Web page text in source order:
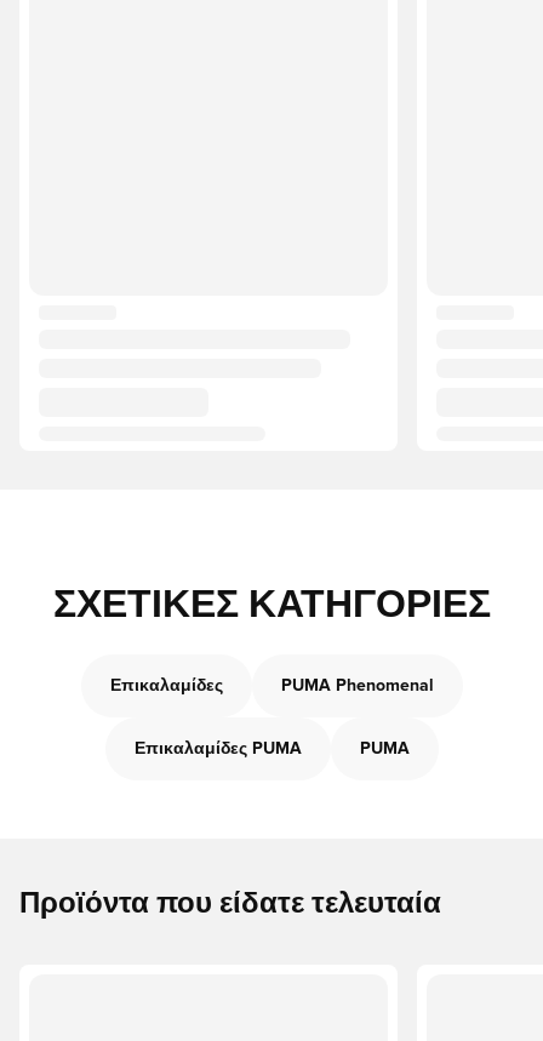
ΣΧΕΤΙΚΈΣ ΚΑΤΗΓΟΡΊΕΣ
Επικαλαμίδες PUMA Phenomenal
Επικαλαμίδες PUMA PUMA
Προϊόντα που είδατε τελευταία